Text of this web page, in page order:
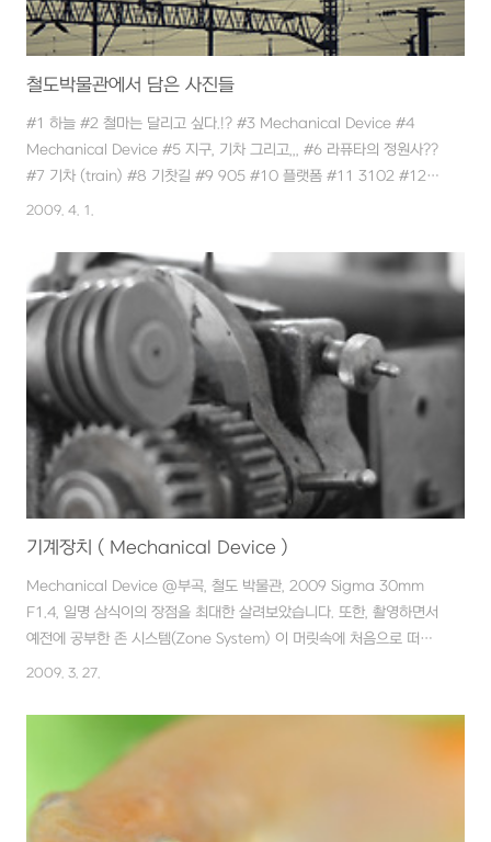
철도박물관에서 담은 사진들
#1 하늘 #2 철마는 달리고 싶다.!? #3 Mechanical Device #4
Mechanical Device #5 지구, 기차 그리고,,, #6 라퓨타의 정원사??
#7 기차 (train) #8 기찻길 #9 905 #10 플랫폼 #11 3102 #12
그리고 나,,, ; 철도박물관에 다녀온지도 벌써 꽤 지나갔네요. 사실 그렇
다. [관련글] 2009/03/27 - [[갤러리 s(￣▽￣)v]/사진.생활 이야기]
- 기계장치 ( Mechanical Device )
2009. 4. 1.
기계장치 ( Mechanical Device )
Mechanical Device @부곡, 철도 박물관, 2009 Sigma 30mm
F1.4, 일명 삼식이의 장점을 최대한 살려보았습니다. 또한, 촬영하면서
예전에 공부한 존 시스템(Zone System) 이 머릿속에 처음으로 떠올
라서 뿌듯했습니다. 가운데 2장의 사진은 스팟측광하는 부분이 겨우 보
다운해봤습니다. 사실은 실제 눈으로 봐도 어두컴컴한 곳에서 존 시스
템에 따라 -2EV의 노출 보정을 통해 셔터 속도을 1/20초라도 확보했
고 그래서 흔들림없이 찍을 수 있었다는 점이 뿌듯했던 겁니다.
2008/12/05 - [[Digital DarkRoom]/촬영,보정 노하우] - Spot
측광과 존(Zone) 시스템의 활용 이해 + 지난주 ..
2009. 3. 27.